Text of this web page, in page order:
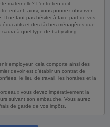
maternelle? L’entretien doit
enfant, ainsi, vous pourrez observer
Il ne faut pas hésiter à faire part de vos
et des tâches ménagères que
à quel type de babysitting
employeur, cela comporte ainsi des
devoir est d’établir un contrat de
le lieu de travail, les horaires et la
vous devez impérativement la
suivant son embauche. Vous aurez
de garde de vos impôts.